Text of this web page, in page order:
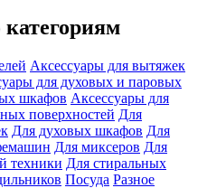
Аксессуары для вытяжек
для духовых и паровых
шкафов Аксессуары для
поверхностей Для
Для духовых шкафов Для
Для миксеров Для
техники Для стиральных
Посуда Разное